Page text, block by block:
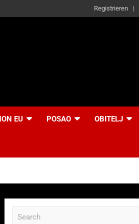
Registrieren
EU POSAO OBITELJ